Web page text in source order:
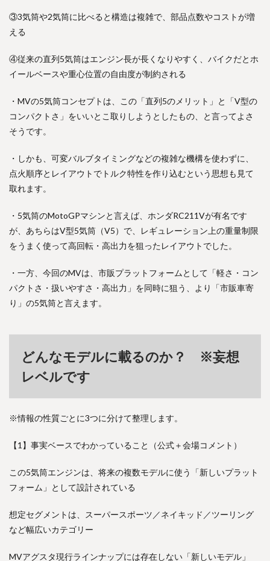
③3気筒や2気筒に比べると構造は複雑で、部品点数やコストが増
える
④従来の直列5気筒はエンジン長が長くなりやすく、バイクだとホ
イールベースや重心位置の自由度が制約される
・MVの5気筒コンセプトは、この「直列5のメリット」と「V型の
コンパクトさ」をいいとこ取りしようとしたもの、と言ってよさ
そうです。
・しかも、可変バルブタイミングなどの複雑な機構を使わずに、
点火順序とレイアウトでトルク特性を作り込むという思想も見て
取れます。
・5気筒のMotoGPマシンと言えば、ホンダRC211Vが有名です
が、あちらはV型5気筒（V5）で、レギュレーション上の重量制限
をうまく使って高回転・高出力を狙ったレイアウトでした。
・一方、今回のMVは、市販プラットフォームとして「軽さ・コン
パクトさ・扱いやすさ・高出力」を同時に狙う、より「市販車寄
り」の5気筒と言えます。
どんなモデルに載るのか？ ※妄想
レベルです
※情報の性質ごとに3つに分けて整理します。
【1】事実ベースでわかっていること（公式＋会場コメント）
この5気筒エンジンは、将来の複数モデルに使う「新しいプラット
フォーム」として設計されている
想定セグメントは、スーパースポーツ／ネイキッド／ツーリング
など幅広いカテゴリー
MVアグスタ現行ラインナップには存在しない「新しいモデル」